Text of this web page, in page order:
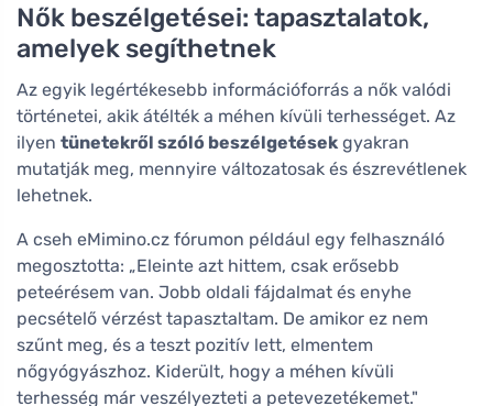
Nők beszélgetései: tapasztalatok,
amelyek segíthetnek
Az egyik legértékesebb információforrás a nők valódi
történetei, akik átélték a méhen kívüli terhességet. Az
ilyen tünetekről szóló beszélgetések gyakran
mutatják meg, mennyire változatosak és észrevétlenek
lehetnek.
A cseh eMimino.cz fórumon például egy felhasználó
megosztotta: „Eleinte azt hittem, csak erősebb
peteérésem van. Jobb oldali fájdalmat és enyhe
pecsételő vérzést tapasztaltam. De amikor ez nem
szűnt meg, és a teszt pozitív lett, elmentem
nőgyógyászhoz. Kiderült, hogy a méhen kívüli
terhesség már veszélyezteti a petevezetékemet."